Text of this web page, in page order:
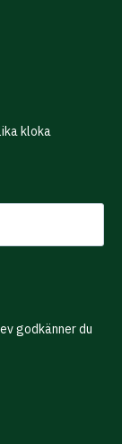
kloka
godkänner du